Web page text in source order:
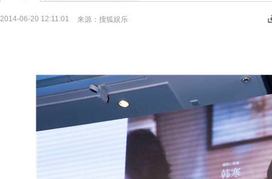
2014-06-20 12:11:01 来源： 搜狐娱乐